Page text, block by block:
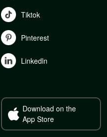
Tiktok
Pinterest
Linkedln
Download on the
App Store